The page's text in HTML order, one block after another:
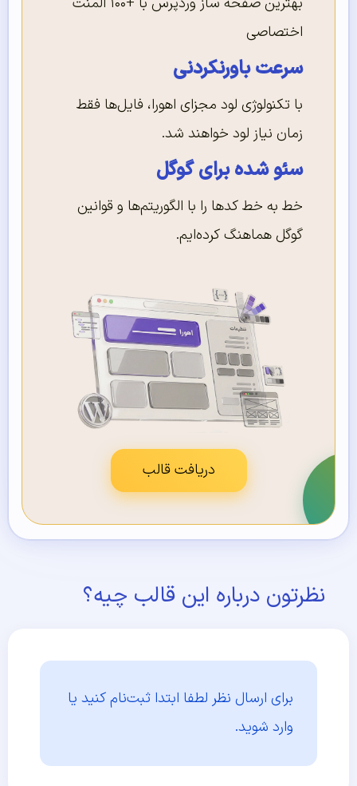
اختصاصی
سرعت باورنکردنی
با تکنولوژی لود مجزای اهورا، فایل‌ها فقط
زمان نیاز لود خواهند شد.
سئو شده برای گوگل
خط به خط کدها را با الگوریتم‌ها و قوانین
گوگل هماهنگ کرده‌ایم.
دریافت قالب
نظرتون درباره این قالب چیه؟
برای ارسال نظر لطفا ابتدا ثبت‌نام کنید یا
وارد شوید.